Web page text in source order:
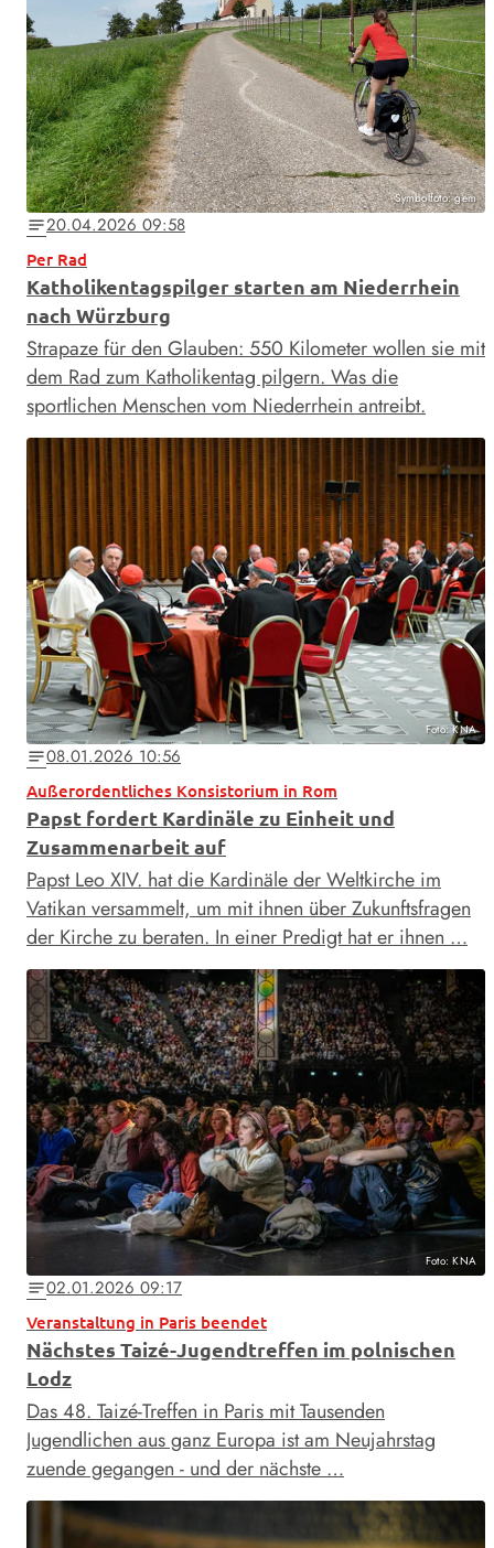
Symbolfoto: gem
notes20.04.2026 09:58
Per Rad
Katholikentagspilger starten am Niederrhein
nach Würzburg
Strapaze für den Glauben: 550 Kilometer wollen sie mit
dem Rad zum Katholikentag pilgern. Was die
sportlichen Menschen vom Niederrhein antreibt.
Foto: KNA
notes08.01.2026 10:56
Außerordentliches Konsistorium in Rom
Papst fordert Kardinäle zu Einheit und
Zusammenarbeit auf
Papst Leo XIV. hat die Kardinäle der Weltkirche im
Vatikan versammelt, um mit ihnen über Zukunftsfragen
der Kirche zu beraten. In einer Predigt hat er ihnen …
Foto: KNA
notes02.01.2026 09:17
Veranstaltung in Paris beendet
Nächstes Taizé-Jugendtreffen im polnischen
Lodz
Das 48. Taizé-Treffen in Paris mit Tausenden
Jugendlichen aus ganz Europa ist am Neujahrstag
zuende gegangen - und der nächste …